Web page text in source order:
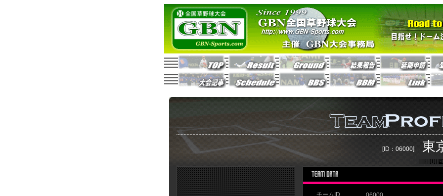
[ID：06000] 東
チームID